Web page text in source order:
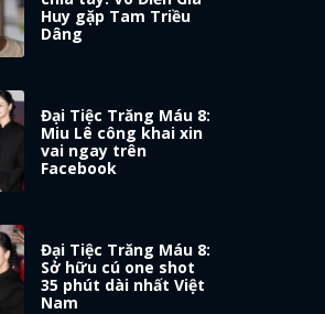
Huy gặp Tam Triều
Dâng
Đại Tiệc Trăng Máu 8:
Miu Lê công khai xin
vai ngay trên
Facebook
Đại Tiệc Trăng Máu 8:
Sở hữu cú one shot
35 phút dài nhất Việt
Nam